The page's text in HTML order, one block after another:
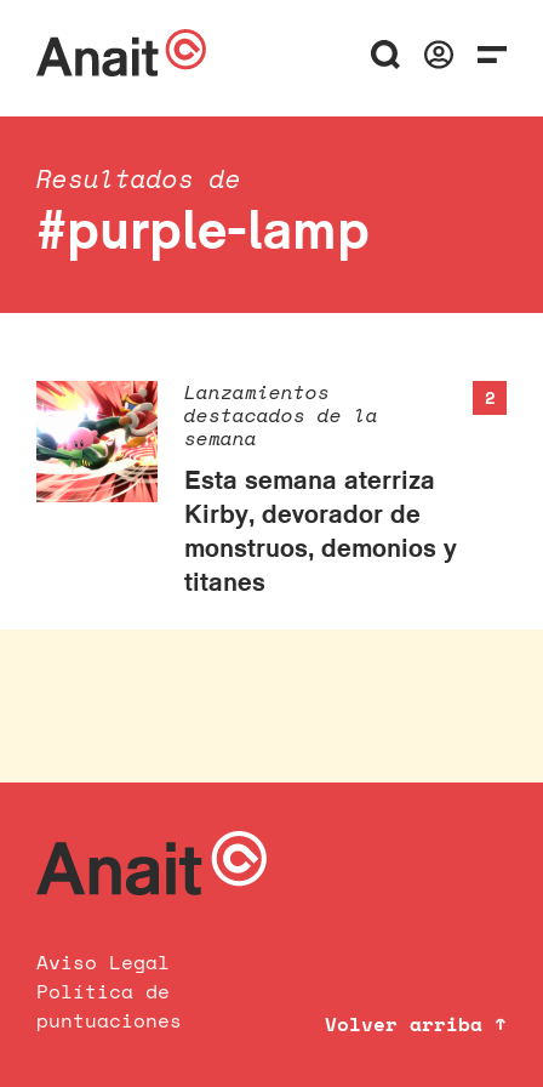
Resultados de
#purple-lamp
2
Lanzamientos
destacados de la
semana
Esta semana aterriza
Kirby, devorador de
monstruos, demonios y
titanes
Aviso Legal
Política de
puntuaciones
Volver arriba ↑